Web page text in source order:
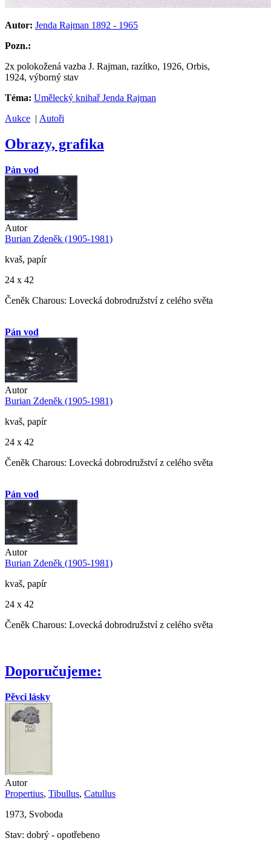
Autor: Jenda Rajman 1892 - 1965
Pozn.:
2x polokožená vazba J. Rajman, razítko, 1926, Orbis,
1924, výborný stav
Téma: Umělecký knihař Jenda Rajman
Aukce | Autoři
Obrazy, grafika
Pán vod
Autor
Burian Zdeněk (1905-1981)
kvaš, papír
24 x 42
Čeněk Charous: Lovecká dobrodružství z celého světa
Pán vod
Autor
Burian Zdeněk (1905-1981)
kvaš, papír
24 x 42
Čeněk Charous: Lovecká dobrodružství z celého světa
Pán vod
Autor
Burian Zdeněk (1905-1981)
kvaš, papír
24 x 42
Čeněk Charous: Lovecká dobrodružství z celého světa
Doporučujeme:
Pěvci lásky
Autor
Propertius, Tibullus, Catullus
1973, Svoboda
Stav: dobrý - opotřebeno